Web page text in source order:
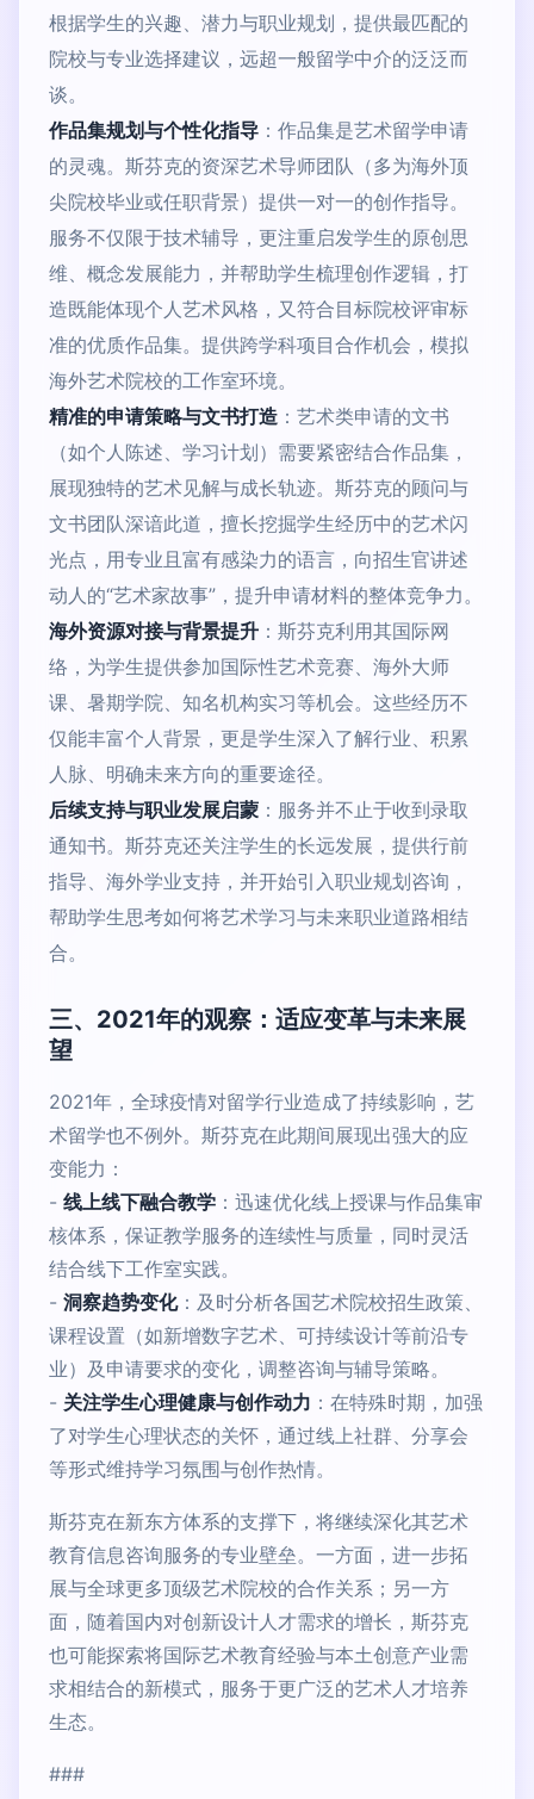
根据学生的兴趣、潜力与职业规划，提供最匹配的
院校与专业选择建议，远超一般留学中介的泛泛而
谈。
作品集规划与个性化指导 ：作品集是艺术留学申请
的灵魂。斯芬克的资深艺术导师团队（多为海外顶
尖院校毕业或任职背景）提供一对一的创作指导。
服务不仅限于技术辅导，更注重启发学生的原创思
维、概念发展能力，并帮助学生梳理创作逻辑，打
造既能体现个人艺术风格，又符合目标院校评审标
准的优质作品集。提供跨学科项目合作机会，模拟
海外艺术院校的工作室环境。
精准的申请策略与文书打造 ：艺术类申请的文书
（如个人陈述、学习计划）需要紧密结合作品集，
展现独特的艺术见解与成长轨迹。斯芬克的顾问与
文书团队深谙此道，擅长挖掘学生经历中的艺术闪
光点，用专业且富有感染力的语言，向招生官讲述
动人的“艺术家故事”，提升申请材料的整体竞争力。
海外资源对接与背景提升 ：斯芬克利用其国际网
络，为学生提供参加国际性艺术竞赛、海外大师
课、暑期学院、知名机构实习等机会。这些经历不
仅能丰富个人背景，更是学生深入了解行业、积累
人脉、明确未来方向的重要途径。
后续支持与职业发展启蒙 ：服务并不止于收到录取
通知书。斯芬克还关注学生的长远发展，提供行前
指导、海外学业支持，并开始引入职业规划咨询，
帮助学生思考如何将艺术学习与未来职业道路相结
合。
三、2021年的观察：适应变革与未来展
望
2021年，全球疫情对留学行业造成了持续影响，艺
术留学也不例外。斯芬克在此期间展现出强大的应
变能力：
- 线上线下融合教学 ：迅速优化线上授课与作品集审
核体系，保证教学服务的连续性与质量，同时灵活
结合线下工作室实践。
- 洞察趋势变化：及时分析各国艺术院校招生政策、
课程设置（如新增数字艺术、可持续设计等前沿专
业）及申请要求的变化，调整咨询与辅导策略。
- 关注学生心理健康与创作动力 ：在特殊时期，加强
了对学生心理状态的关怀，通过线上社群、分享会
等形式维持学习氛围与创作热情。
斯芬克在新东方体系的支撑下，将继续深化其艺术
教育信息咨询服务的专业壁垒。一方面，进一步拓
展与全球更多顶级艺术院校的合作关系；另一方
面，随着国内对创新设计人才需求的增长，斯芬克
也可能探索将国际艺术教育经验与本土创意产业需
求相结合的新模式，服务于更广泛的艺术人才培养
生态。
###